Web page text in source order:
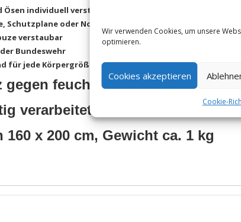
Wir verwenden Cookies, um unsere
optimieren.
Cookies akzeptieren
Cookie-
individuell verstellbar und mit weiteren zu großen
Schutzplane oder Notzelt genutzt werden
verstaubar
Bundeswehr
für jede Körpergröße 150 – 200 cm)
gegen feuchtes und nasses Wetter
verarbeitet
160 x 200 cm, Gewicht ca. 1 kg